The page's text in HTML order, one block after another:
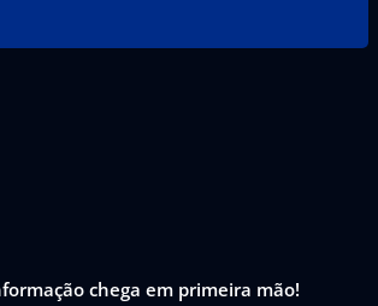
chega em primeira mão!